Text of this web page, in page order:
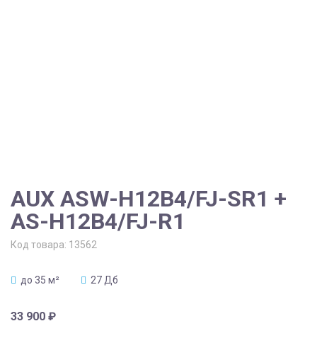
AUX ASW-H12B4/FJ-SR1 +
AS-H12B4/FJ-R1
Код товара: 13562
до 35 м² 27 Дб
33 900 ₽